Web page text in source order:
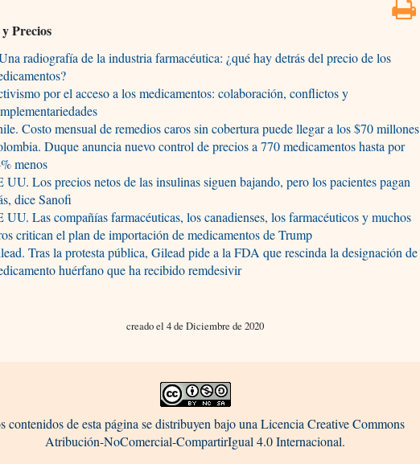
Precios
radiografía de la industria farmacéutica: ¿qué hay detrás del precio de los
por el acceso a los medicamentos: colaboración, conflictos y
Costo mensual de remedios caros sin cobertura puede llegar a los $70 millones
Duque anuncia nuevo control de precios a 770 medicamentos hasta por
menos
UU. Los precios netos de las insulinas siguen bajando, pero los pacientes pagan
dice Sanofi
UU. Las compañías farmacéuticas, los canadienses, los farmacéuticos y muchos
critican el plan de importación de medicamentos de Trump
Tras la protesta pública, Gilead pide a la FDA que rescinda la designación de
huérfano que ha recibido remdesivir
creado el 4 de Diciembre de 2020
contenidos de esta página se distribuyen bajo una Licencia Creative Commons
Atribución-NoComercial-CompartirIgual 4.0 Internacional.